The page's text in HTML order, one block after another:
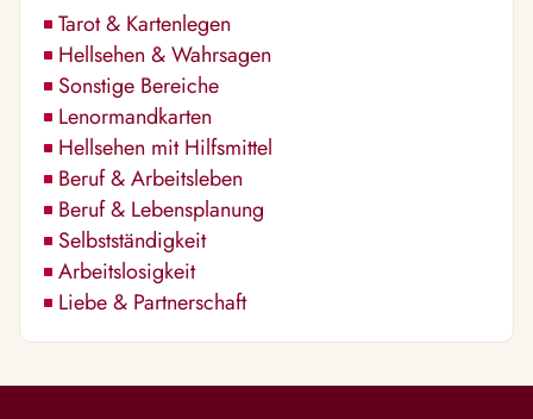
Tarot & Kartenlegen
Hellsehen & Wahrsagen
Sonstige Bereiche
Lenormandkarten
Hellsehen mit Hilfsmittel
Beruf & Arbeitsleben
Beruf & Lebensplanung
Selbstständigkeit
Arbeitslosigkeit
Liebe & Partnerschaft